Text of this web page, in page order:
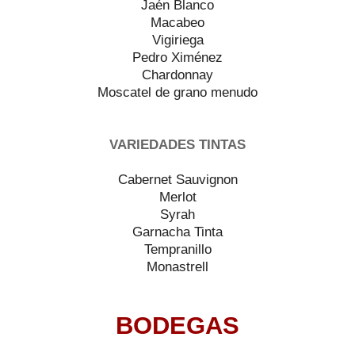
Jaén Blanco
Macabeo
Vigiriega
Pedro Ximénez
Chardonnay
Moscatel de grano menudo
VARIEDADES TINTAS
Cabernet Sauvignon
Merlot
Syrah
Garnacha Tinta
Tempranillo
Monastrell
BODEGAS